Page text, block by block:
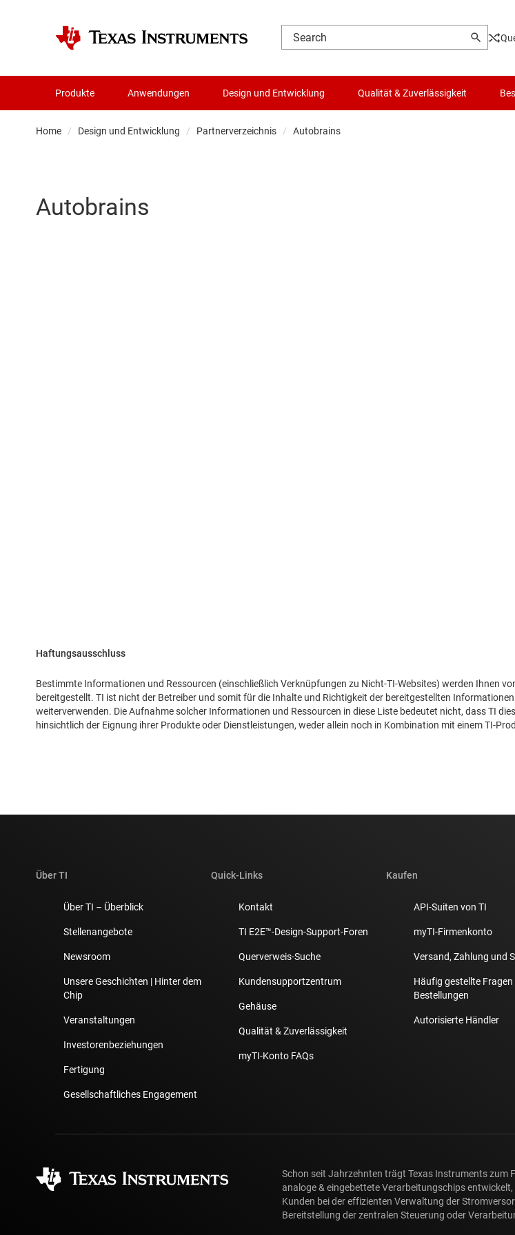
Produkte Anwendungen Design und Entwicklung Qualität & Zuverlässigkeit
Home Design und Entwicklung Partnerverzeichnis Autobrains
Autobrains
Haftungsausschluss
Bestimmte Informationen und Ressourcen (einschließlich Verknüpfungen zu Nicht-TI-Websites) werden Ihnen
bereitgestellt. TI ist nicht der Betreiber und somit für die Inhalte und Richtigkeit der bereitgestellten
weiterverwenden. Die Aufnahme solcher Informationen und Ressourcen in diese Liste bedeutet nicht, dass TI
hinsichtlich der Eignung ihrer Produkte oder Dienstleistungen, weder allein noch in Kombination mit einem TI-
Über TI
Über TI – Überblick
Stellenangebote
Newsroom
Unsere Geschichten | Hinter dem
Chip
Veranstaltungen
Investorenbeziehungen
Fertigung
Gesellschaftliches Engagement
Quick-Links
Kontakt
TI E2E™-Design-Support-Foren
Querverweis-Suche
Kundensupportzentrum
Gehäuse
Qualität & Zuverlässigkeit
myTI-Konto FAQs
Kaufen
API-Suiten von TI
myTI-Firmenkonto
Versand, Zahlung und
Häufig gestellte Fragen
Bestellungen
Autorisierte Händler
Schon seit Jahrzehnten trägt Texas Instruments zum
analoge & eingebettete Verarbeitungschips
Kunden bei der effizienten Verwaltung der
Bereitstellung der zentralen Steuerung oder